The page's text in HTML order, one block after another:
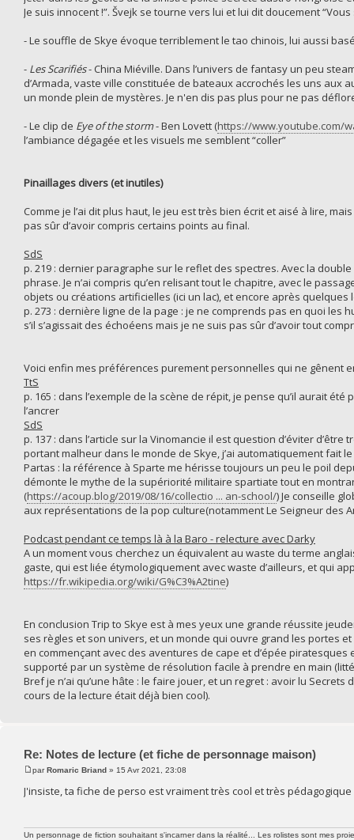
Je suis innocent !”. Švejk se tourne vers lui et lui dit doucement
- Le souffle de Skye évoque terriblement le tao chinois, lui aussi
- Les Scarifiés- China Miéville. Dans l’univers de fantasy un peu
d’Armada, vaste ville constituée de bateaux accrochés les uns
un monde plein de mystères. Je n'en dis pas plus pour ne pas
- Le clip de Eye of the storm- Ben Lovett (https://www.youtube.com/
l’ambiance dégagée et les visuels me semblent “coller”
Pinaillages divers (et inutiles)
Comme je l’ai dit plus haut, le jeu est très bien écrit et aisé à lire,
pas sûr d’avoir compris certains points au final.
SdS
p. 219 : dernier paragraphe sur le reflet des spectres. Avec la
phrase. Je n’ai compris qu’en relisant tout le chapitre, avec le
objets ou créations artificielles (ici un lac), et encore après quelques
p. 273 : dernière ligne de la page : je ne comprends pas en quoi
s’il s’agissait des échoéens mais je ne suis pas sûr d’avoir tout
Voici enfin mes préférences purement personnelles qui ne gênent
TtS
p. 165 : dans l’exemple de la scène de répit, je pense qu’il aurait
l’ancrer
SdS
p. 137 : dans l’article sur la Vinomancie il est question d’éviter
portant malheur dans le monde de Skye, j’ai automatiquement fait
Partas : la référence à Sparte me hérisse toujours un peu le poil
démonte le mythe de la supériorité militaire spartiate tout en
(https://acoup.blog/2019/08/16/collectio ... an-school/) Je conseille
aux représentations de la pop culture(notamment Le Seigneur des
Podcast pendant ce temps là à la Baro - relecture avec Darky
A un moment vous cherchez un équivalent au waste du terme
gaste, qui est liée étymologiquement avec waste d’ailleurs, et qui
https://fr.wikipedia.org/wiki/G%C3%A2tine)
En conclusion Trip to Skye est à mes yeux une grande réussite
ses règles et son univers, et un monde qui ouvre grand les portes
en commençant avec des aventures de cape et d’épée
supporté par un système de résolution facile à prendre en main
Bref je n’ai qu’une hâte : le faire jouer, et un regret : avoir lu
cours de la lecture était déjà bien cool).
Re: Notes de lecture (et fiche de personnage maison)
parRomaric Briand » 15 Avr 2021, 23:08
J'insiste, ta fiche de perso est vraiment très cool et très pédagogique
Un personnage de fiction souhaitant s'incarner dans la réalité... Les rolistes sont mes